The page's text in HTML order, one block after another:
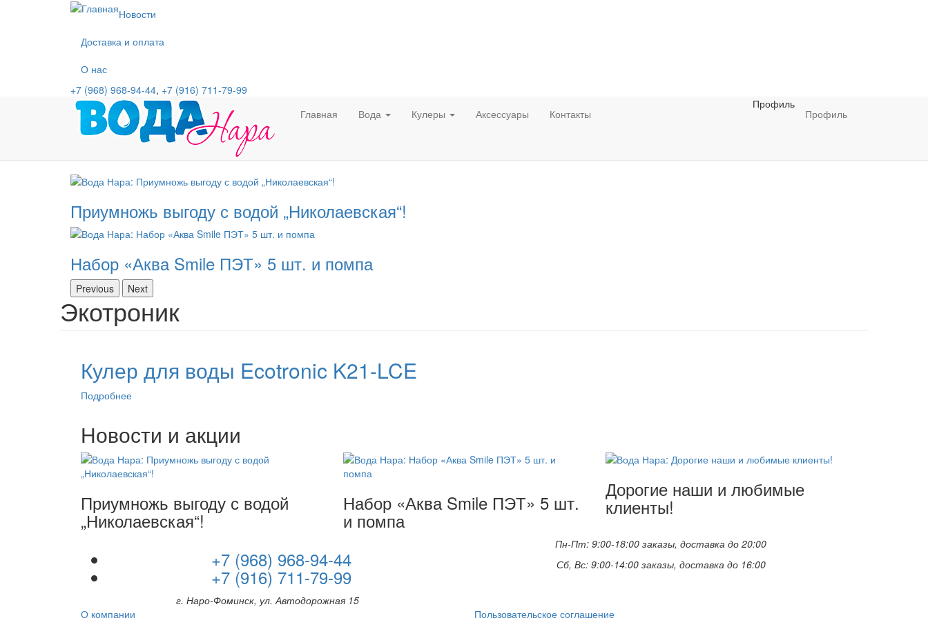
Новости
Доставка и оплата
О нас
+7 (968) 968-94-44, +7 (916) 711-79-99
Главная
Вода Кулеры Аксессуары Контакты
Профиль
Профиль
Приумножь выгоду с водой „Николаевская“!
Набор «Аква Smile ПЭТ» 5 шт. и помпа
Previous Next
Экотроник
Кулер для воды Ecotronic K21-LCE
Подробнее
воды
K21-
LCE
Новости и акции
Приумножь выгоду с водой
„Николаевская“!
Набор «Аква Smile ПЭТ» 5 шт.
и помпа
Дорогие наши и любимые
клиенты!
+7 (968) 968-94-44
+7 (916) 711-79-99
г. Наро-Фоминск, ул. Автодорожная 15
Пн-Пт: 9:00-18:00 заказы, доставка до 20:00
Сб, Вс: 9:00-14:00 заказы, доставка до 16:00
О компании Пользовательское соглашение